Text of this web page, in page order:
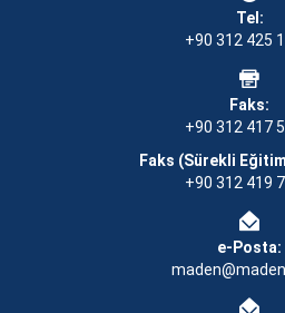
Tel:
+90 312 425
Faks:
+90 312 417
Faks (Sürekli
+90 312 419
e-Posta: